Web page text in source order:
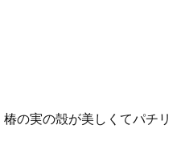
の実の殻が美しくてパチリ